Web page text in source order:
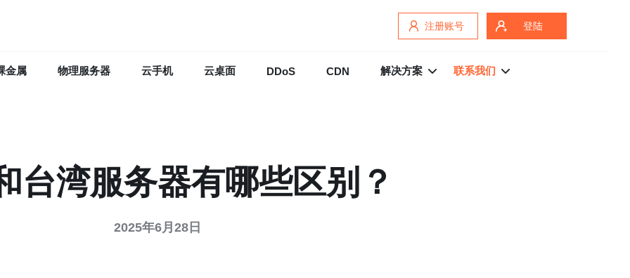
注册账号 登陆
金属 物理服务器 云手机 云桌面 DDoS CDN 解决方案 联系我们
台湾服务器有哪些区别？
2025年6月28日